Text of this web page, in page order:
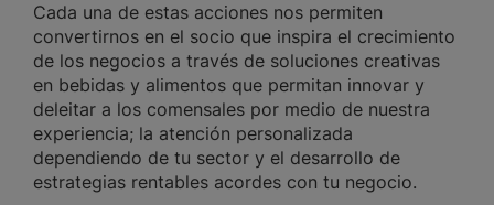
Cada una de estas acciones nos permiten
convertirnos en el socio que inspira el crecimiento
de los negocios a través de soluciones creativas
en bebidas y alimentos que permitan innovar y
deleitar a los comensales por medio de nuestra
experiencia; la atención personalizada
dependiendo de tu sector y el desarrollo de
estrategias rentables acordes con tu negocio.